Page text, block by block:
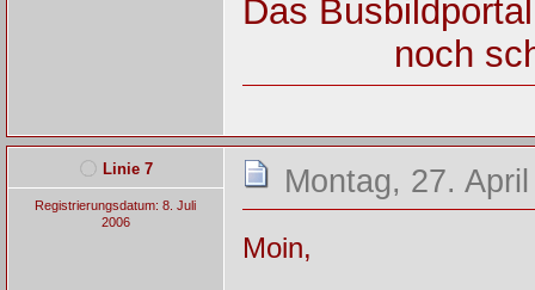
Das
noch
Linie 7
Registrierungsdatum: 8. Juli
2006
Montag, 27.
Moin,